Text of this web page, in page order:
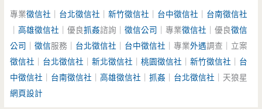
專業徵信社 台北徵信社 ｜新竹徵信社 台中徵信社
台南徵信社
｜高雄徵信社 ｜優良抓姦諮詢｜徵信公司 ｜專業徵信社 ｜優良徵信
公司
｜徵信服務｜ 台北徵信社 台中徵信社 ｜專業外遇調查｜立案
徵信社
台北徵信社 ｜新北徵信社 ｜桃園徵信社 ｜新竹徵信社
台
中徵信社
台南徵信社 ｜高雄徵信社 ｜抓姦 台北徵信社 ｜天狼星
網頁設計